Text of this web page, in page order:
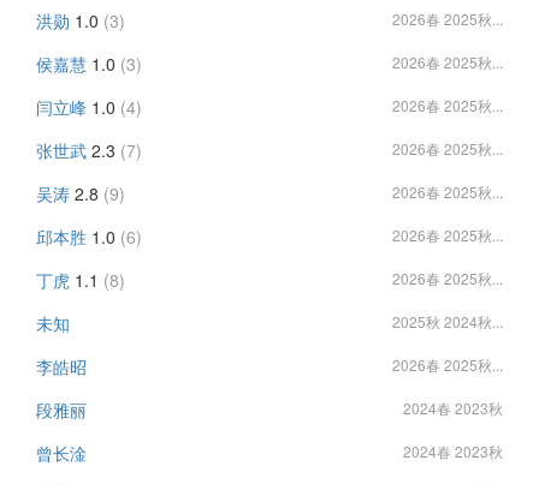
洪勋 1.0 (3) 2026春 2025秋...
侯嘉慧 1.0 (3) 2026春 2025秋...
闫立峰 1.0 (4) 2026春 2025秋...
张世武 2.3 (7) 2026春 2025秋...
吴涛 2.8 (9) 2026春 2025秋...
邱本胜 1.0 (6) 2026春 2025秋...
丁虎 1.1 (8) 2026春 2025秋...
未知 2025秋 2024秋...
李皓昭 2026春 2025秋...
段雅丽 2024春 2023秋
曾长淦 2024春 2023秋